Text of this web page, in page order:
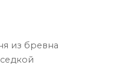
из бревна